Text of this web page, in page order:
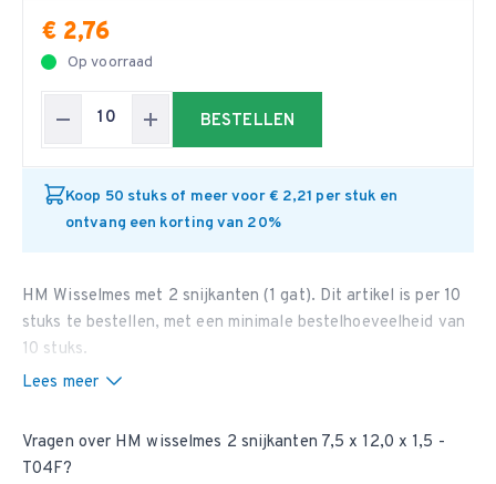
€ 2,76
Op voorraad
BESTELLEN
Koop 50 stuks of meer voor € 2,21 per stuk en
ontvang een korting van 20%
HM Wisselmes met 2 snijkanten (1 gat). Dit artikel is per 10
stuks te bestellen, met een minimale bestelhoeveelheid van
10 stuks.
Lees meer
Vragen over HM wisselmes 2 snijkanten 7,5 x 12,0 x 1,5 -
T04F?